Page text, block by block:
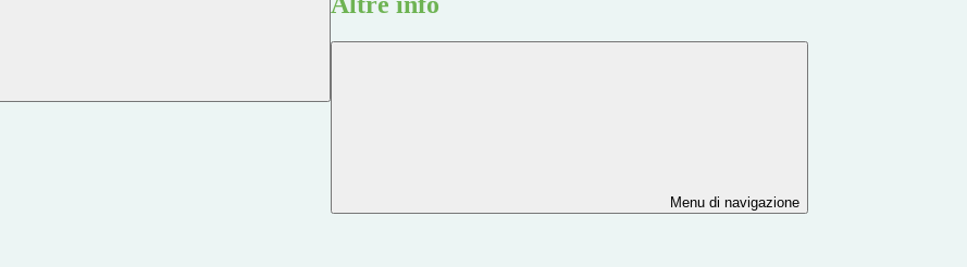
Menu di navigazione